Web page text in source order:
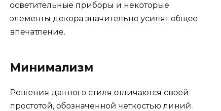
осветительные приборы и некоторые
элементы декора значительно усилят общее
впечатление.
Минимализм
Решения данного стиля отличаются своей
простотой, обозначенной четкостью линий.